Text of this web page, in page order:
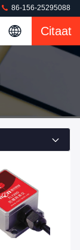
86-156-25295088
Citaat